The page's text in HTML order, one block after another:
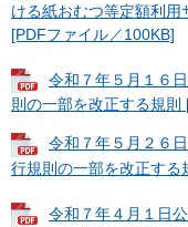
ける紙おむつ等定額利用
[PDFファイル／100KB]
令和７年５月１６
則の一部を改正する規則
令和７年５月２６
行規則の一部を改正する
令和７年４月１日